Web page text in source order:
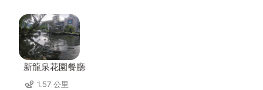
新龍泉花園餐廳
1.57 公里